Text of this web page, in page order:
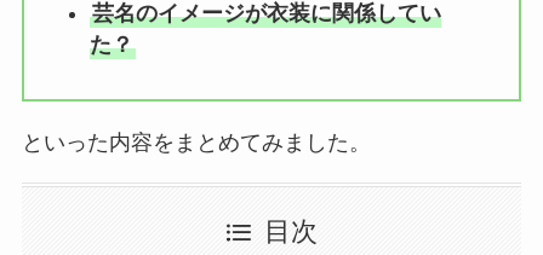
芸名のイメージが衣装に関係してい
た？
といった内容をまとめてみました。
目次